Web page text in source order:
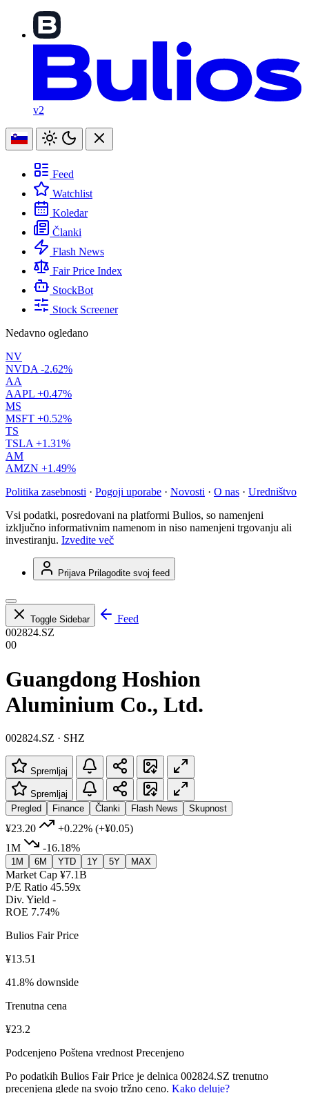
v2
Feed
Watchlist
Koledar
Članki
Flash News
Fair Price Index
StockBot
Stock Screener
Nedavno ogledano
NV
NVDA -2.62%
AA
AAPL +0.47%
MS
MSFT +0.52%
TS
TSLA +1.31%
AM
AMZN +1.49%
Politika zasebnosti · Pogoji uporabe · Novosti · O nas · Uredništvo
Vsi podatki, posredovani na platformi Bulios, so namenjeni
izključno informativnim namenom in niso namenjeni trgovanju ali
investiranju. Izvedite več
Prijava Prilagodite svoj feed
Toggle Sidebar
Feed
002824.SZ
00
Guangdong Hoshion
Aluminium Co., Ltd.
002824.SZ · SHZ
Spremljaj
Spremljaj
Pregled
Finance Članki Flash News Skupnost
¥23.20 +0.22% (+¥0.05)
1M
-16.18%
1M 6M YTD 1Y 5Y MAX
Market Cap ¥7.1B
P/E Ratio 45.59x
Div. Yield -
ROE 7.74%
Bulios Fair Price
¥13.51
41.8% downside
Trenutna cena
¥23.2
Podcenjeno Poštena vrednost Precenjeno
Po podatkih Bulios Fair Price je delnica 002824.SZ trenutno
precenjena glede na svojo tržno ceno. Kako deluje?